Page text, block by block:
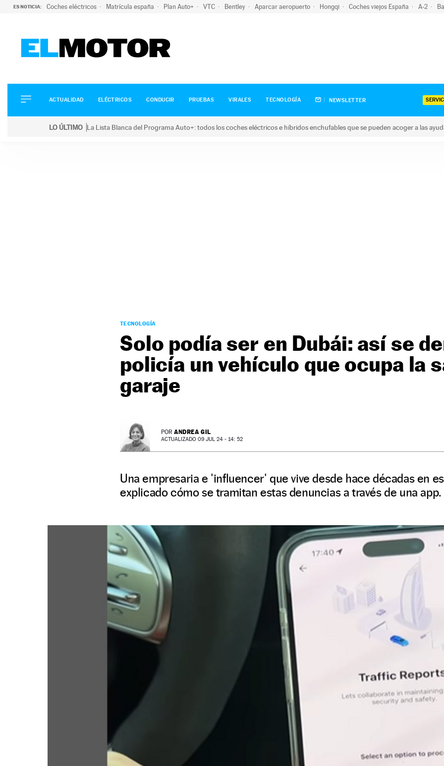
ES NOTICIA: Coches eléctricos Matrícula españa Plan Auto+ VTC Bentley Aparcar aeropuerto Hongqi Coches viejos España A-2
ELÉCTRICOS
CONDUCIR
ACTUALIDAD ELÉCTRICOS CONDUCIR PRUEBAS VIRALES TECNOLOGÍA NEWSLETTER
LO ÚLTIMO La Lista Blanca del Programa Auto+: todos los coches eléctricos e híbridos enchufables que se pueden acoger a las
TECNOLOGÍA
Solo podía ser en Dubái: así se
policía un vehículo que ocupa la
garaje
POR ANDREA GIL
ACTUALIZADO 09 JUL 24 - 14: 52
Una empresaria e 'influencer' que vive desde hace décadas en
explicado cómo se tramitan estas denuncias a través de una app.